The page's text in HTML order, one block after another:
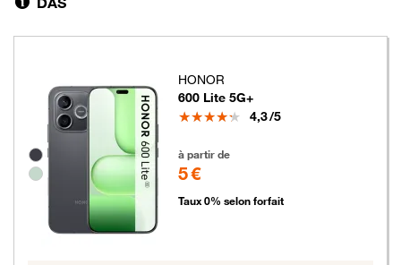
Groupe de couleurs disponibles non sélectionnables
HONOR
600 Lite 5G+
Note
4,3/5
à partir de
5 €
Taux 0% selon forfait